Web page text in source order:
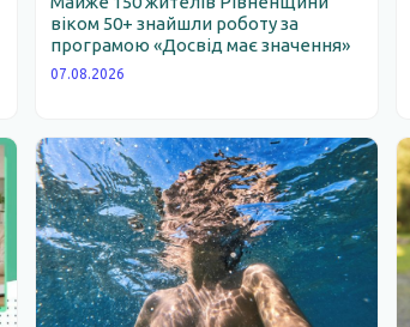
віком 50+ знайшли роботу за
програмою «Досвід має значення»
07.08.2026